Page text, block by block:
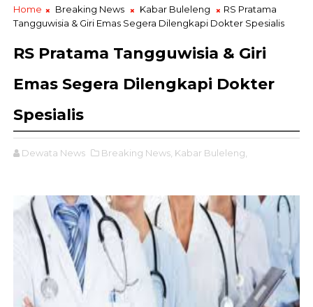
Home Breaking News Kabar Buleleng
RS Pratama
Tangguwisia & Giri Emas Segera Dilengkapi Dokter Spesialis
RS Pratama Tangguwisia & Giri
Emas Segera Dilengkapi Dokter
Spesialis
Dewata News Breaking News, Kabar Buleleng,